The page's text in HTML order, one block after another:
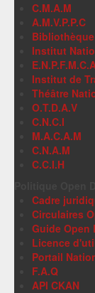
C.M.A.M
A.M.V.P.P.C
Institut
Institut de
Théâtre
O.T.D.A.V
C.N.C.I
M.A.C.A.M
C.N.A.M
C.C.I.H
Cadre
Circulaires
Guide Open
Licence
Portail
F.A.Q
API CKAN